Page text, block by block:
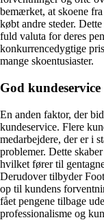
bemærket, at skoene
købt andre steder.
fuld valuta for deres
konkurrencedygtige
mange skoentusiaster.
God
En anden faktor, der
kundeservice. Flere
medarbejdere, der er i
problemer. Dette
hvilket fører til
Derudover tilbyder
op til kundens
fået pengene tilbage
professionalisme og